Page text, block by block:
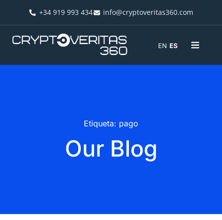
+34 919 993 434 info@cryptoveritas360.com
EN ES
Etiqueta: pago
Our Blog